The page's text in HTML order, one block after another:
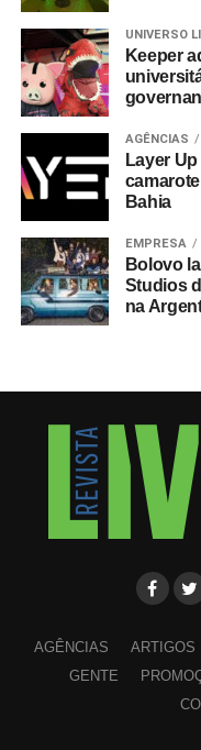
UNIVERSO
Keeper
AGÊNCIAS
Layer
Bahia
EMPRESA
Bolovo
Studios
na
AGÊNCIAS ARTIGOS
GENTE